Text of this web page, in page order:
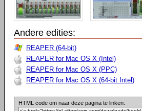
Andere edities:
REAPER (64-bit)
REAPER for Mac OS X (Intel)
REAPER for Mac OS X (PPC)
REAPER for Mac OS X (64-bit Intel)
HTML code om naar deze pagina te linken: